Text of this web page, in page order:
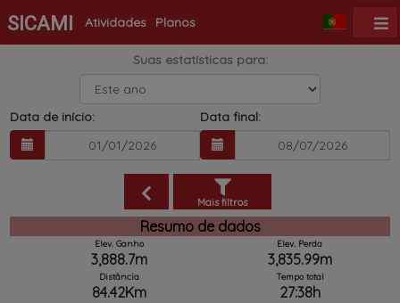
SICAMI Atividades Planos
Suas estatísticas para:
Data de início: Data final:
Mais filtros
Resumo de dados
Elev. Ganho
3,888.7m
Distância
84.42Km
Elev. Perda
3,835.99m
Tempo total
27:38h